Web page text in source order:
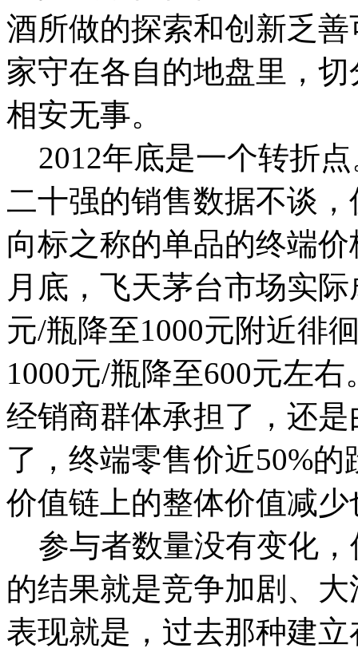
酒所做的探索和创新乏
家守在各自的地盘里，
相安无事。
2012年底是一个转折
二十强的销售数据不谈
向标之称的单品的终端
月底，飞天茅台市场实
元/瓶降至1000元附近徘
1000元/瓶降至600元左
经销商群体承担了，还
了，终端零售价近50%
价值链上的整体价值减
参与者数量没有变化，
的结果就是竞争加剧、
表现就是，过去那种建